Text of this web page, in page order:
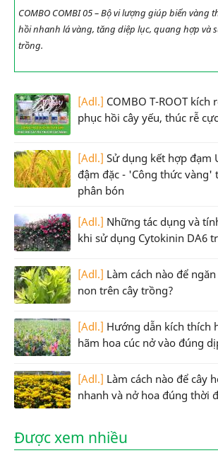
COMBO COMBI 05 – Bộ vi lượng giúp biến vàng
hồi nhanh lá vàng, tăng diệp lục, quang hợp và
trồng.
[Adl.] COMBO T-ROOT kích
phục hồi cây yếu, thúc rễ
[Adl.] Sử dụng kết hợp đạm
đậm đặc - 'Công thức vàng'
phân bón
[Adl.] Những tác dụng và
khi sử dụng Cytokinin DA6
[Adl.] Làm cách nào để
non trên cây trồng?
[Adl.] Hướng dẫn kích thích
hãm hoa cúc nở vào đúng
[Adl.] Làm cách nào để cây
nhanh và nở hoa đúng thời
Được xem nhiều